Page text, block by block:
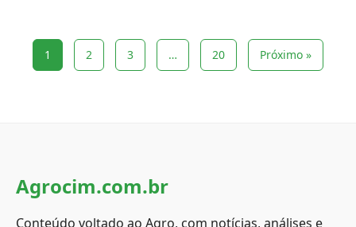
1 2 3 … 20 Próximo »
Agrocim.com.br
Conteúdo voltado ao Agro, com notícias, análises e